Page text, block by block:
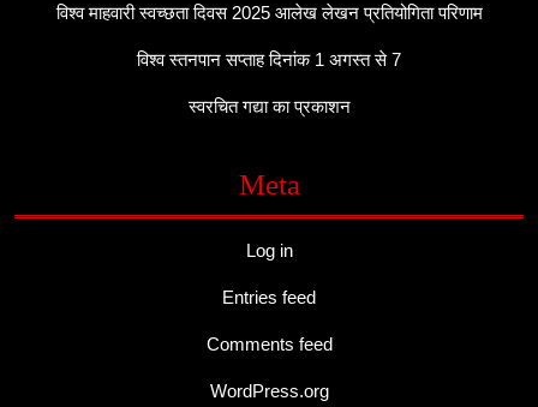
विश्व माहवारी स्वच्छता दिवस 2025 आलेख लेखन प्रतियोगिता परिणाम
विश्व स्तनपान सप्ताह दिनांक 1 अगस्त से 7
स्वरचित गद्या का प्रकाशन
Meta
Log in
Entries feed
Comments feed
WordPress.org